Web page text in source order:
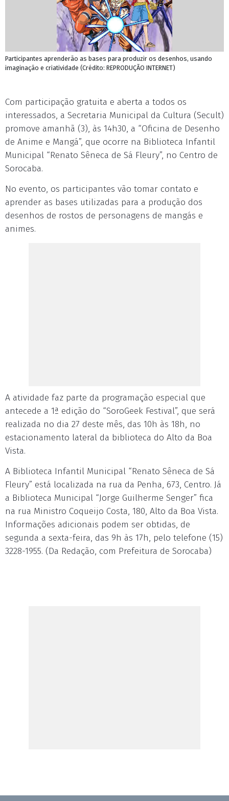
Participantes aprenderão as bases para produzir os desenhos, usando
imaginação e criatividade (Crédito: REPRODUÇÃO INTERNET)
Com participação gratuita e aberta a todos os
interessados, a Secretaria Municipal da Cultura (Secult)
promove amanhã (3), às 14h30, a “Oficina de Desenho
de Anime e Mangá”, que ocorre na Biblioteca Infantil
Municipal “Renato Sêneca de Sá Fleury”, no Centro de
Sorocaba.
No evento, os participantes vão tomar contato e
aprender as bases utilizadas para a produção dos
desenhos de rostos de personagens de mangás e
animes.
A atividade faz parte da programação especial que
antecede a 1ª edição do “SoroGeek Festival”, que será
realizada no dia 27 deste mês, das 10h às 18h, no
estacionamento lateral da biblioteca do Alto da Boa
Vista.
A Biblioteca Infantil Municipal “Renato Sêneca de Sá
Fleury” está localizada na rua da Penha, 673, Centro. Já
a Biblioteca Municipal “Jorge Guilherme Senger” fica
na rua Ministro Coqueijo Costa, 180, Alto da Boa Vista.
Informações adicionais podem ser obtidas, de
segunda a sexta-feira, das 9h às 17h, pelo telefone (15)
3228-1955. (Da Redação, com Prefeitura de Sorocaba)